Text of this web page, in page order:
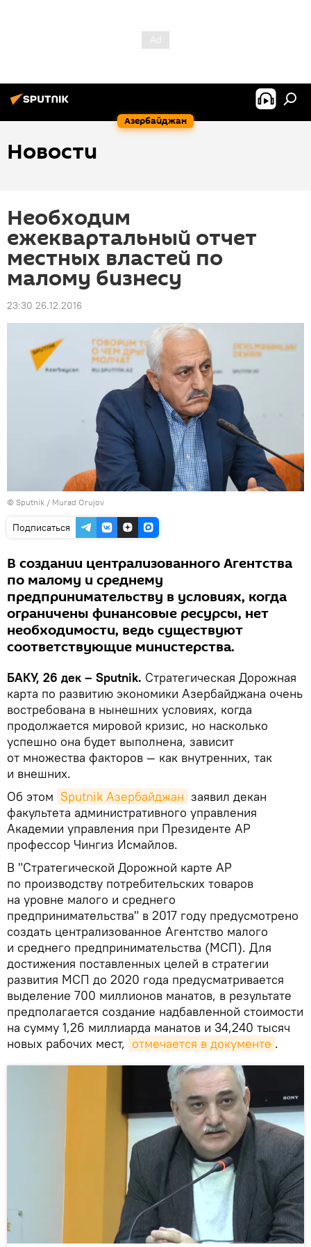
Азербайджан
Новости
Необходим
ежеквартальный отчет
местных властей по
малому бизнесу
23:30 26.12.2016
© Sputnik / Murad Orujov
Подписаться
В создании централизованного Агентства
по малому и среднему
предпринимательству в условиях, когда
ограничены финансовые ресурсы, нет
необходимости, ведь существуют
соответствующие министерства.
БАКУ, 26 дек – Sputnik. Стратегическая Дорожная
карта по развитию экономики Азербайджана очень
востребована в нынешних условиях, когда
продолжается мировой кризис, но насколько
успешно она будет выполнена, зависит
от множества факторов — как внутренних, так
и внешних.
Об этом Sputnik Азербайджан заявил декан
факультета административного управления
Академии управления при Президенте АР
профессор Чингиз Исмайлов.
В "Стратегической Дорожной карте АР
по производству потребительских товаров
на уровне малого и среднего
предпринимательства" в 2017 году предусмотрено
создать централизованное Агентство малого
и среднего предпринимательства (МСП). Для
достижения поставленных целей в стратегии
развития МСП до 2020 года предусматривается
выделение 700 миллионов манатов, в результате
предполагается создание надбавленной стоимости
на сумму 1,26 миллиарда манатов и 34,240 тысяч
новых рабочих мест, отмечается в документе .